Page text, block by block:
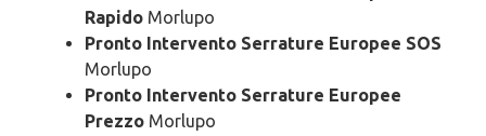
Rapido Morlupo
Pronto Intervento Serrature Europee SOS
Morlupo
Pronto Intervento Serrature Europee
Prezzo Morlupo